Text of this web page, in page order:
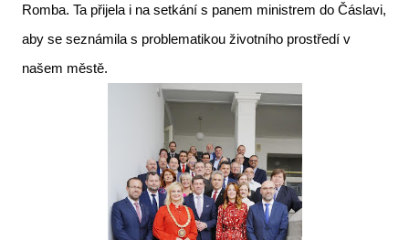
Romba. Ta přijela i na setkání s panem ministrem do Čáslavi,
aby se seznámila s problematikou životního prostředí v
našem městě.